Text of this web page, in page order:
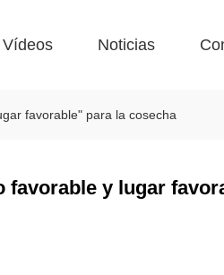
Vídeos Noticias
favorable" para la cosecha
favorable y lugar